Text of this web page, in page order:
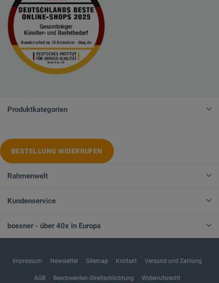
Produktkategorien
BESTELLUNG WIDERRUFEN
Rahmenwelt
Kundenservice
boesner - über 40x in Europa
Impressum Newsletter Sitemap Kontakt Versand und Zahlung
AGB Beschwerden-Streitschlichtung Widerrufsrecht